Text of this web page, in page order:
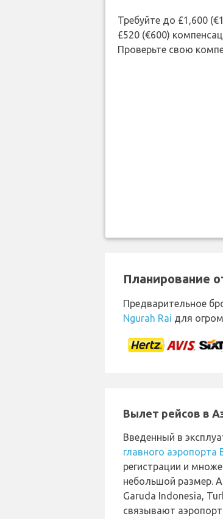
Требуйте до £1,600
£520 (€600)
Проверьте свою
Планирование
Предварительное
Ngurah Rai для
Вылет рейсов в
Введенный в
главного аэропорта
регистрации и
небольшой размер.
Garuda Indonesia,
связывают